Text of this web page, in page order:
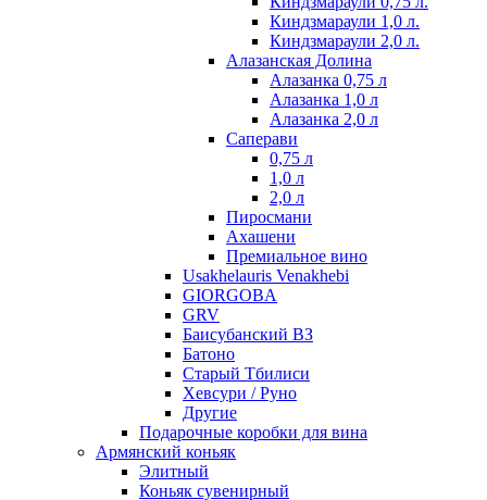
Киндзмараули 1,0 л.
Киндзмараули 2,0 л.
Алазанская Долина
Алазанка 0,75 л
Алазанка 1,0 л
Алазанка 2,0 л
Саперави
0,75 л
1,0 л
2,0 л
Пиросмани
Ахашени
Премиальное вино
Usakhelauris Venakhebi
GIORGOBA
GRV
Баисубанский ВЗ
Батоно
Старый Тбилиси
Хевсури / Руно
Другие
Подарочные коробки для вина
Армянский коньяк
Элитный
Коньяк сувенирный